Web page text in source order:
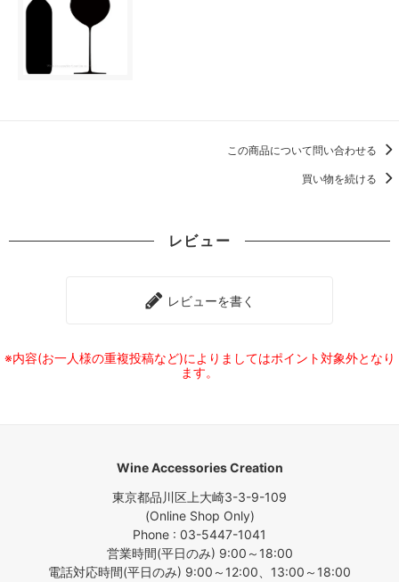
この商品について問い合わせる
買い物を続ける
レビュー
レビューを書く
※内容(お一人様の重複投稿など)によりましてはポイント対象外となり
ます。
Wine Accessories Creation
東京都品川区上大崎3-3-9-109
(Online Shop Only)
Phone : 03-5447-1041
営業時間(平日のみ) 9:00～18:00
電話対応時間(平日のみ) 9:00～12:00、13:00～18:00